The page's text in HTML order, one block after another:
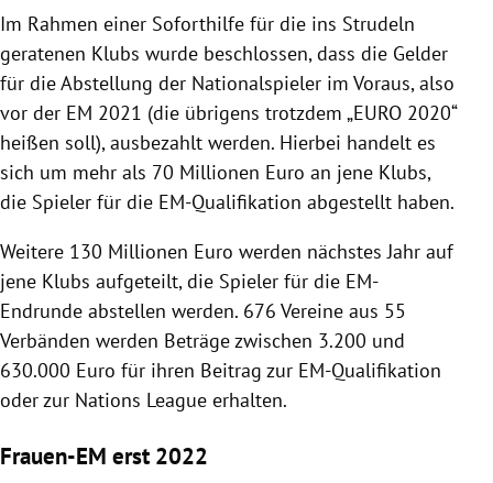
Im Rahmen einer Soforthilfe für die ins Strudeln
geratenen Klubs wurde beschlossen, dass die Gelder
für die Abstellung der Nationalspieler im Voraus, also
vor der EM 2021 (die übrigens trotzdem „EURO 2020“
heißen soll), ausbezahlt werden. Hierbei handelt es
sich um mehr als 70 Millionen Euro an jene Klubs,
die Spieler für die EM-Qualifikation abgestellt haben.
Weitere 130 Millionen Euro werden nächstes Jahr auf
jene Klubs aufgeteilt, die Spieler für die EM-
Endrunde abstellen werden. 676 Vereine aus 55
Verbänden werden Beträge zwischen 3.200 und
630.000 Euro für ihren Beitrag zur EM-Qualifikation
oder zur Nations League erhalten.
Frauen-EM erst 2022